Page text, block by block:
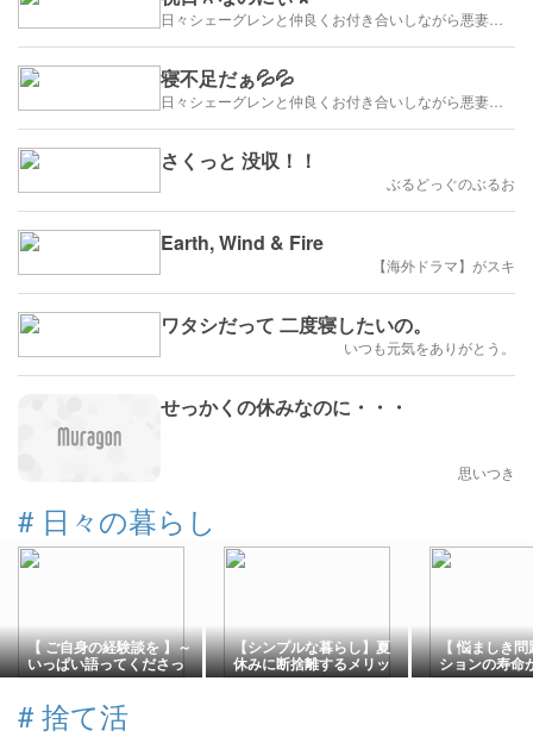
寝不足だぁ💦💦
さくっと 没収！！
ぶるどっぐのぶるお
Earth, Wind & Fire
【海外ドラマ】がスキ
ワタシだって 二度寝したいの。
いつも元気をありがとう。
せっかくの休みなのに・・・
思いつき
# 日々の暮らし
【 ご自身の経験談を 】～
いっぱい語ってくださっ
た皆様😃ありがとう
【シンプルな暮らし】夏
休みに断捨離するメリッ
ト
【 悩ましき
ションの寿
が先か
# 捨て活